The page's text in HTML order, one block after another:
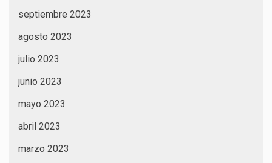
septiembre 2023
agosto 2023
julio 2023
junio 2023
mayo 2023
abril 2023
marzo 2023